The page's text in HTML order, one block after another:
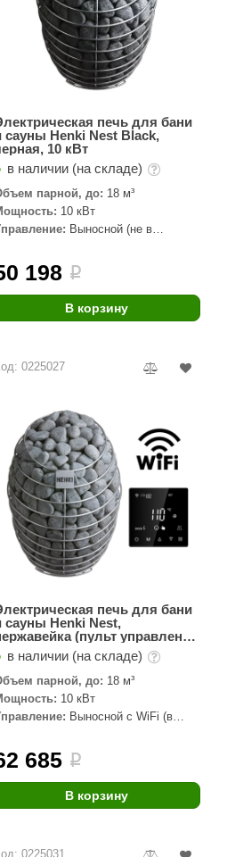
печь для бани
сауны Henki Nest Black,
10 кВт
в наличии (на складе)
парной, до: 18 м³
10 кВт
Выносной (не в
198 i
В корзину
0225027
печь для бани
сауны Henki Nest,
(пульт управления
Wi-Fi в комплекте) 10 кВт
в наличии (на складе)
парной, до: 18 м³
10 кВт
Выносной с WiFi (в
685 i
В корзину
0225031